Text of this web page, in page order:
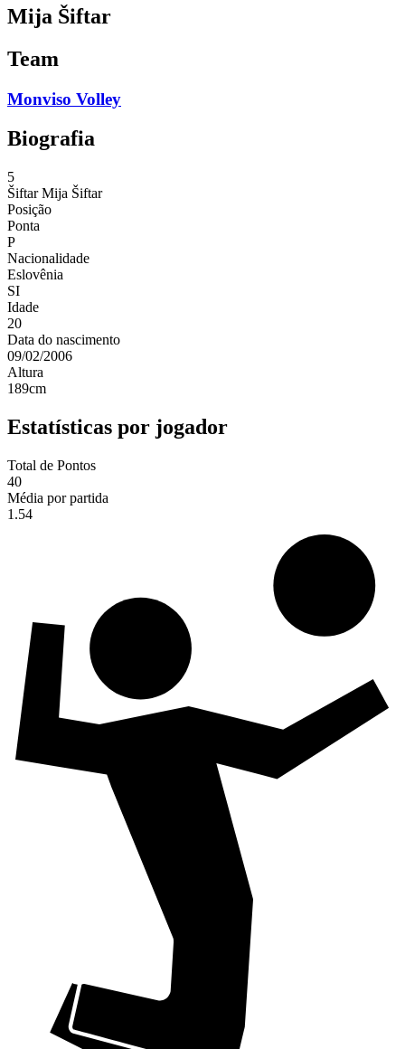
Mija Šiftar
Team
Monviso Volley
Biografia
5
Šiftar Mija Šiftar
Posição
Ponta
P
Nacionalidade
Eslovênia
SI
Idade
20
Data do nascimento
09/02/2006
Altura
189cm
Estatísticas por jogador
Total de Pontos
40
Média por partida
1.54